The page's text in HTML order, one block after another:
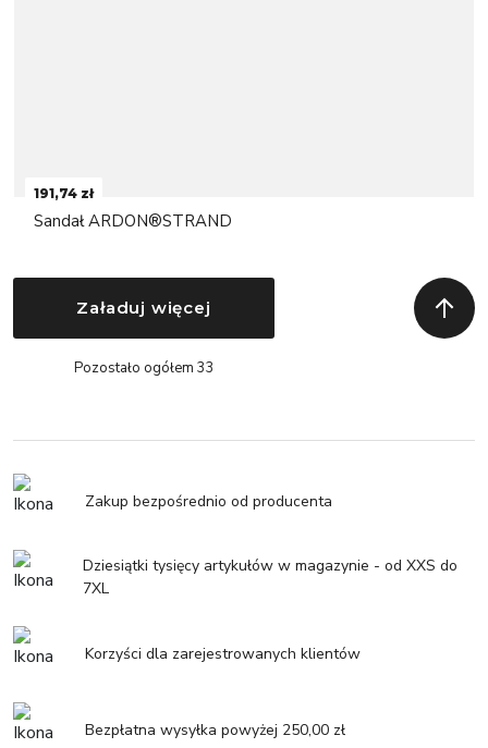
191,74 zł
Sandał ARDON®STRAND
Załaduj więcej
Pozostało ogółem 33
Zakup bezpośrednio od producenta
Dziesiątki tysięcy artykułów w magazynie - od XXS do
7XL
Korzyści dla zarejestrowanych klientów
Bezpłatna wysyłka powyżej 250,00 zł